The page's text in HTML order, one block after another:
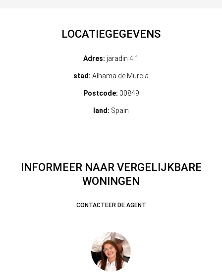
LOCATIEGEGEVENS
Adres: jaradin 4 1
stad: Alhama de Murcia
Postcode: 30849
land: Spain
INFORMEER NAAR VERGELIJKBARE
WONINGEN
CONTACTEER DE AGENT